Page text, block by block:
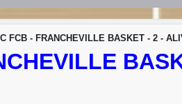
FCB - FRANCHEVILLE BASKET - 2 -